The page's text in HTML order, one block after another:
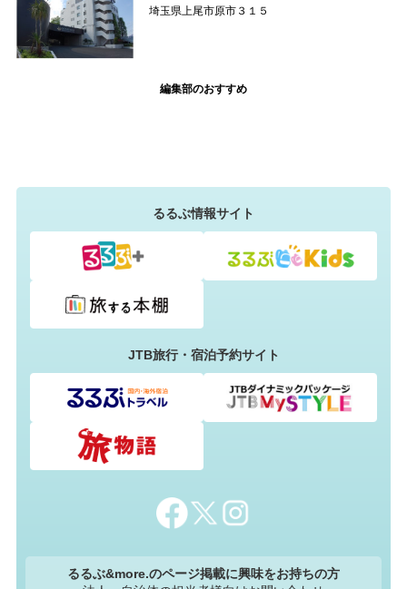
埼玉県上尾市原市３１５
編集部のおすすめ
るるぶ情報サイト
JTB旅行・宿泊予約サイト
るるぶ&more.のページ掲載に興味をお持ちの方